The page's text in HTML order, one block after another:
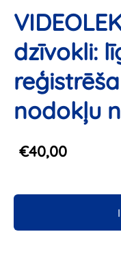
dzīvokli:
nodokļu
€40,00